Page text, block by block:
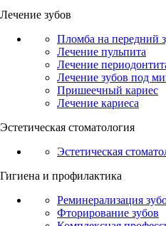
Лечение зубов
Пломба на передний
Лечение пульпита
Лечение
Лечение зубов под
Пришеечный кариес
Лечение кариеса
Эстетическая стоматология
Эстетическая
Гигиена и профилактика
Реминерализация
Фторирование зубов